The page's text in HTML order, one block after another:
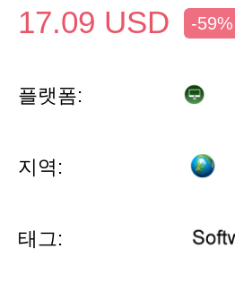
17.09 USD -59%
플랫폼:
지역:
태그: